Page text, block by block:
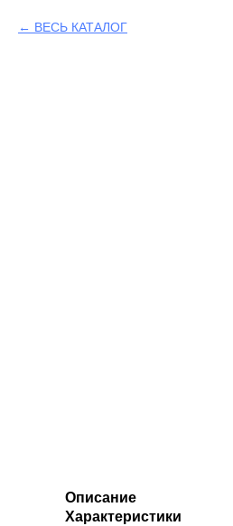
ВЕСЬ КАТАЛОГ
Описание
Характеристики